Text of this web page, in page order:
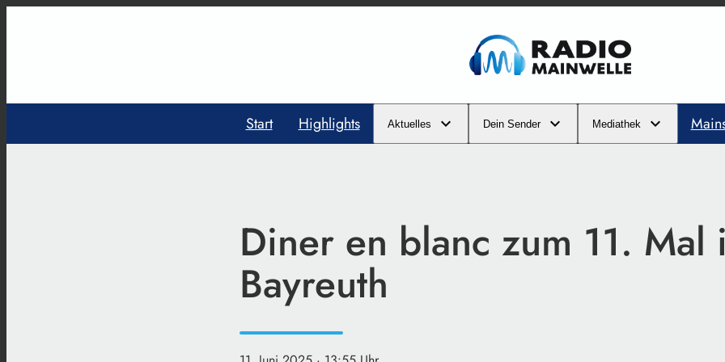
Start Highlights Aktuelles Dein Sender Mediathek
Diner en blanc zum 11. Mal
Bayreuth